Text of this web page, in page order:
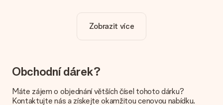
Je personalizace zahrnuta v ceně?
Jak zjistím, zda má moje fotografie správnou kvalitu?
spokojeni. Proto je důležité používat vysoce kvalitní
Zobrazit více
Obchodní dárek?
Máte zájem o objednání větších čísel tohoto dárku?
Kontaktujte nás a získejte okamžitou cenovou nabídku.